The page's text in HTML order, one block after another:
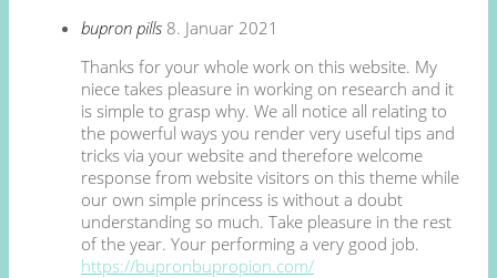
bupron pills 8. Januar 2021
Thanks for your whole work on this website. My
niece takes pleasure in working on research and it
is simple to grasp why. We all notice all relating to
the powerful ways you render very useful tips and
tricks via your website and therefore welcome
response from website visitors on this theme while
our own simple princess is without a doubt
understanding so much. Take pleasure in the rest
of the year. Your performing a very good job.
https://bupronbupropion.com/